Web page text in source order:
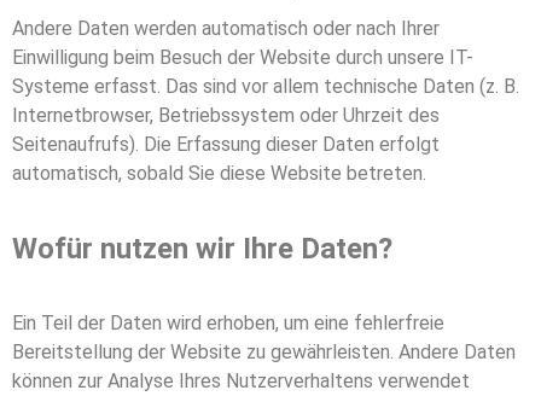
Andere Daten werden automatisch oder nach Ihrer
Einwilligung beim Besuch der Website durch unsere IT-
Systeme erfasst. Das sind vor allem technische Daten (z. B.
Internetbrowser, Betriebssystem oder Uhrzeit des
Seitenaufrufs). Die Erfassung dieser Daten erfolgt
automatisch, sobald Sie diese Website betreten.
Wofür nutzen wir Ihre Daten?
Ein Teil der Daten wird erhoben, um eine fehlerfreie
Bereitstellung der Website zu gewährleisten. Andere Daten
können zur Analyse Ihres Nutzerverhaltens verwendet